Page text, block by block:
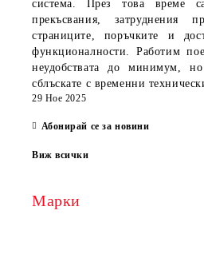
система. През това време
прекъсвания, затруднения
страниците, поръчките и
функционалности. Работим
неудобствата до минимум,
сблъскате с временни
29 Ное 2025
Абонирай се за новини
Виж всички
Марки